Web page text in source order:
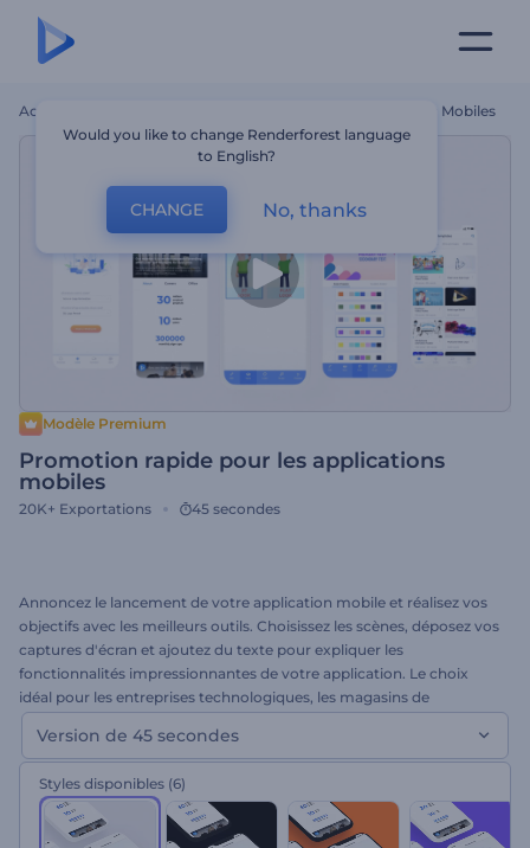
Accueil Promotion Rapide Pour Les Applications Mobiles
Modèle Premium
Promotion rapide pour les applications
mobiles
20K+ Exportations 45 secondes
Annoncez le lancement de votre application mobile et réalisez vos
objectifs avec les meilleurs outils. Choisissez les scènes, déposez vos
captures d'écran et ajoutez du texte pour expliquer les
fonctionnalités impressionnantes de votre application. Le choix
idéal pour les entreprises technologiques, les magasins de
téléphonie mobile, les fournisseurs de logiciels, etc. Adoptez une
approche moderne dès aujourd'hui !
Version de 45 secondes
Styles disponibles (6)
Would you like to change Renderforest language
to English?
CHANGE No, thanks